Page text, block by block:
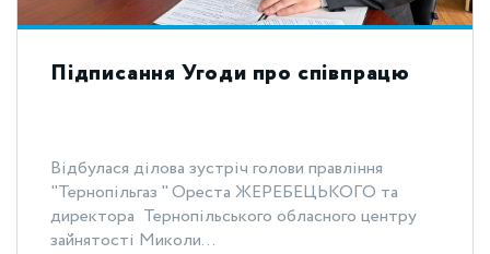
Підписання Угоди про співпрацю
Відбулася ділова зустріч голови правління
"Тернопільгаз " Ореста ЖЕРЕБЕЦЬКОГО та
директора Тернопільського обласного центру
зайнятості Миколи...